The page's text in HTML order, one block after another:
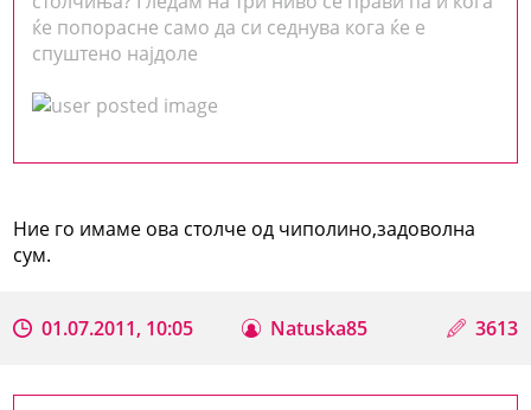
ќе попорасне само да си седнува кога ќе е
спуштено најдоле
Ние го имаме ова столче од чиполино,задоволна
сум.
01.07.2011, 10:05 Natuska85 3613